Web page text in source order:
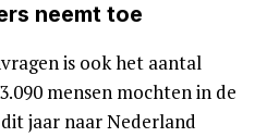
neemt toe
is ook het aantal
mensen mochten in de
jaar naar Nederland